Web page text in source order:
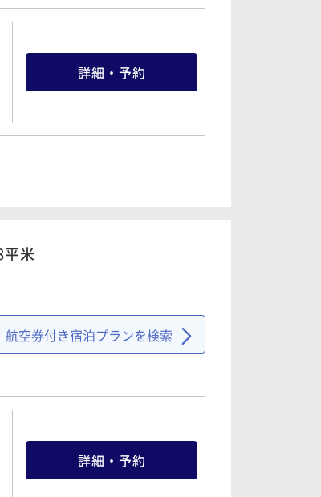
詳細・予約
詳細・予約
平米
航空券付き宿泊プランを検索
詳細・予約